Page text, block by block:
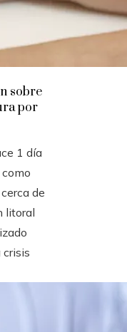
sobre
por
1 día
de
litoral
crisis